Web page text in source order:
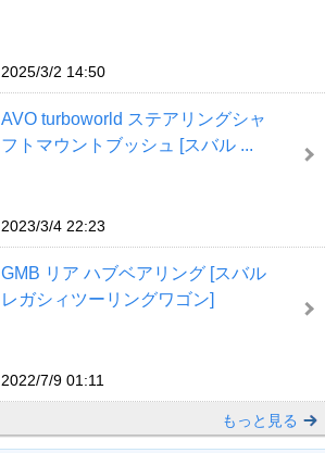
2025/3/2 14:50
AVO turboworld ステアリングシャ
フトマウントブッシュ [スバル ...
2023/3/4 22:23
GMB リア ハブベアリング [スバル
レガシィツーリングワゴン]
2022/7/9 01:11
もっと見る